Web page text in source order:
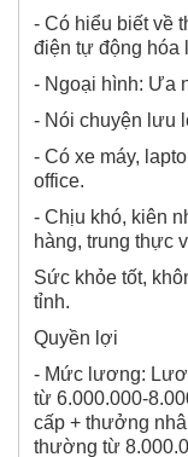
- Có hiểu biết về
điện tự động hóa
- Ngoại hình: Ưa
- Nói chuyện lưu
- Có xe máy,
office.
- Chịu khó, kiên
hàng, trung thực
Sức khỏe tốt,
tỉnh.
Quyền lợi
- Mức lương:
từ 6.000.000-
cấp + thưởng
thường từ